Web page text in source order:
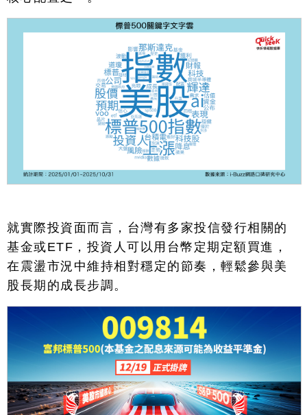
就實際投資面而言，台灣有多家投信發行相關的
基金或ETF ，投資人可以用台幣定期定額買進，
在震盪市況中維持相對穩定的節奏，輕鬆參與美
股長期的成長步調。